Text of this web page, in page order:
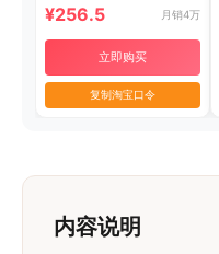
¥256.5 月销4万
立即购买
复制淘宝口令
内容说明